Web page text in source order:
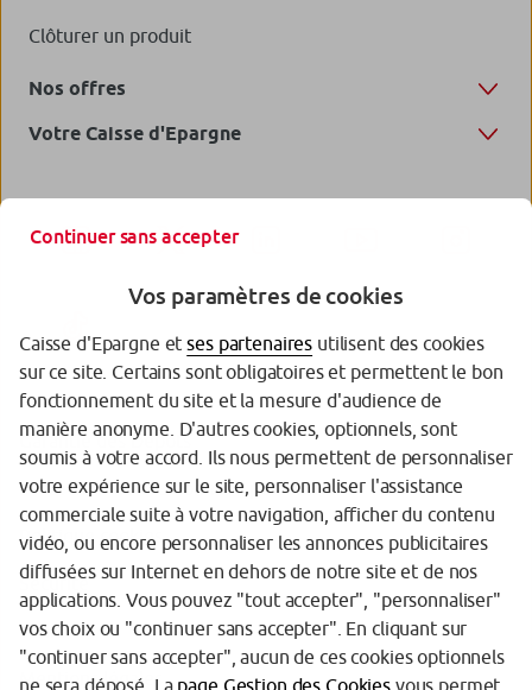
Clôturer un produit
Nos offres
Votre Caisse d'Epargne
Garantie des Dépôts
Protection de vos données personnelles
Politique cookies
Sécurité
Tarifs
Mentions légales
Continuer sans accepter
Vos paramètres de cookies
Caisse d'Epargne etses partenaires utilisent des cookies
sur ce site. Certains sont obligatoires et permettent le bon
fonctionnement du site et la mesure d'audience de
manière anonyme. D'autres cookies, optionnels, sont
soumis à votre accord. Ils nous permettent de personnaliser
votre expérience sur le site, personnaliser l'assistance
commerciale suite à votre navigation, afficher du contenu
vidéo, ou encore personnaliser les annonces publicitaires
diffusées sur Internet en dehors de notre site et de nos
applications. Vous pouvez "tout accepter", "personnaliser"
vos choix ou "continuer sans accepter". En cliquant sur
"continuer sans accepter", aucun de ces cookies optionnels
ne sera déposé. La page Gestion des Cookiesvous permet